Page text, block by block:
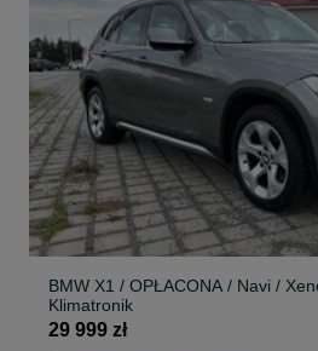
BMW X1 / OPŁACONA / Navi /
Klimatronik
29 999 zł